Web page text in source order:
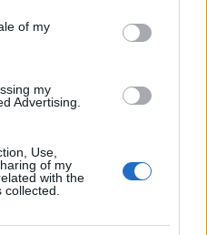
of my
my
Advertising.
Use,
of my
with the
dell’Health Science
ha attenuato
cellule del
sotto forma di pillola,
2021 è passato a un